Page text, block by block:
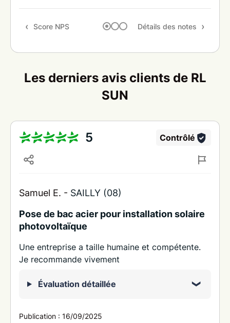
Score NPS Détails des notes
Les derniers avis clients de RL
SUN
5 Contrôlé
Samuel E. - SAILLY (08)
Pose de bac acier pour installation solaire
photovoltaïque
Une entreprise a taille humaine et compétente.
Je recommande vivement
Évaluation détaillée
Publication : 16/09/2025